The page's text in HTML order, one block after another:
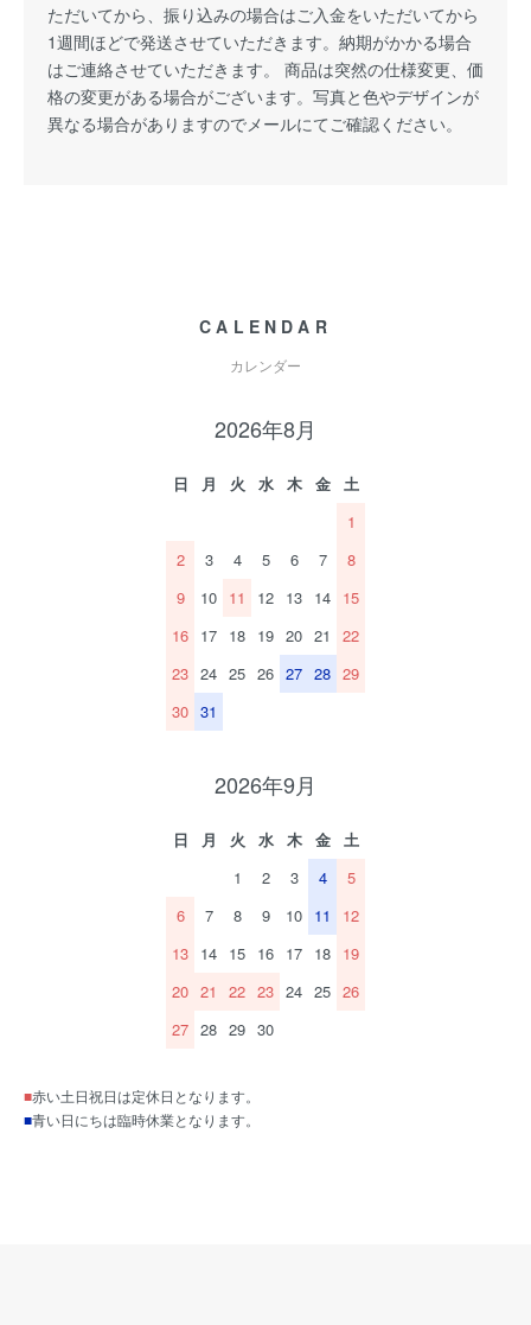
ただいてから、振り込みの場合はご入金をいただいてから
1週間ほどで発送させていただきます。納期がかかる場合
はご連絡させていただきます。 商品は突然の仕様変更、価
格の変更がある場合がございます。写真と色やデザインが
異なる場合がありますのでメールにてご確認ください。
CALENDAR
カレンダー
2026年8月
日 月 火 水 木 金
土
1
2
3 4 5 6 7
8
9
10 11 12 13 14 15
16 17 18 19 20 21
22
23 24 25 26 27 28 29
30 31
2026年9月
日 月 火 水 木 金
土
1
2 3 4
5
6
7 8 9 10 11
12
13 14 15 16 17 18 19
20 21 22 23 24 25 26
27 28 29 30
■赤い土日祝日は定休日となります。
■青い日にちは臨時休業となります。